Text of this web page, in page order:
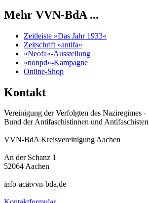
Mehr VVN-BdA ...
Zeitleiste »Das Jahr 1933«
Zeitschrift »antifa«
»Neofa«-Ausstellung
»nonpd«-Kampagne
Online-Shop
Kontakt
Vereinigung der Verfolgten des Naziregimes -
Bund der Antifaschistinnen und Antifaschisten
VVN-BdA Kreisvereinigung Aachen
An der Schanz 1
52064 Aachen
info-acätvvn-bda.de